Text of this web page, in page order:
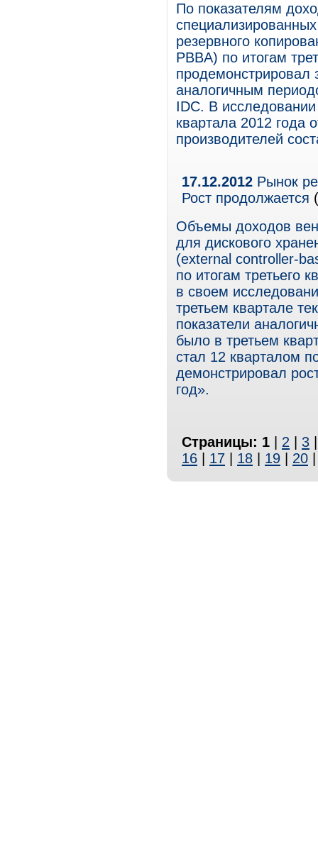
По показателям
резервного
PBBA) по итогам
продемонстрировал
аналогичным
IDC. В исследовании
квартала 2012 года
производителей
17.12.2012 Рынок
Рост продолжается
Объемы доходов
для дискового
(external controller-
по итогам третьего
в своем
третьем квартале
показатели
было в третьем
стал 12 кварталом
демонстрировал
год».
Страницы: 1 2 3
16
17 18 19 20